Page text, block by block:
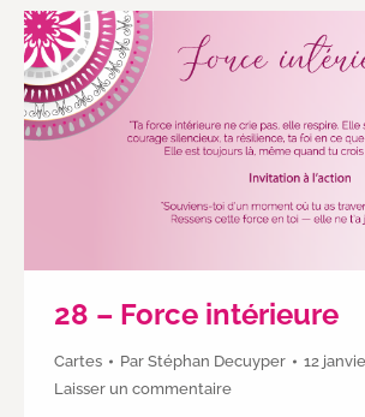
28 – Force intérieure
Cartes Par Stéphan Decuyper
12
Laisser un commentaire